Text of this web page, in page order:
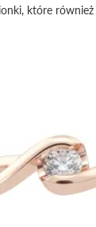
które